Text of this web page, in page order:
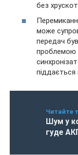
без
може
передач
проблемою
Читайте
Шум у
гуде